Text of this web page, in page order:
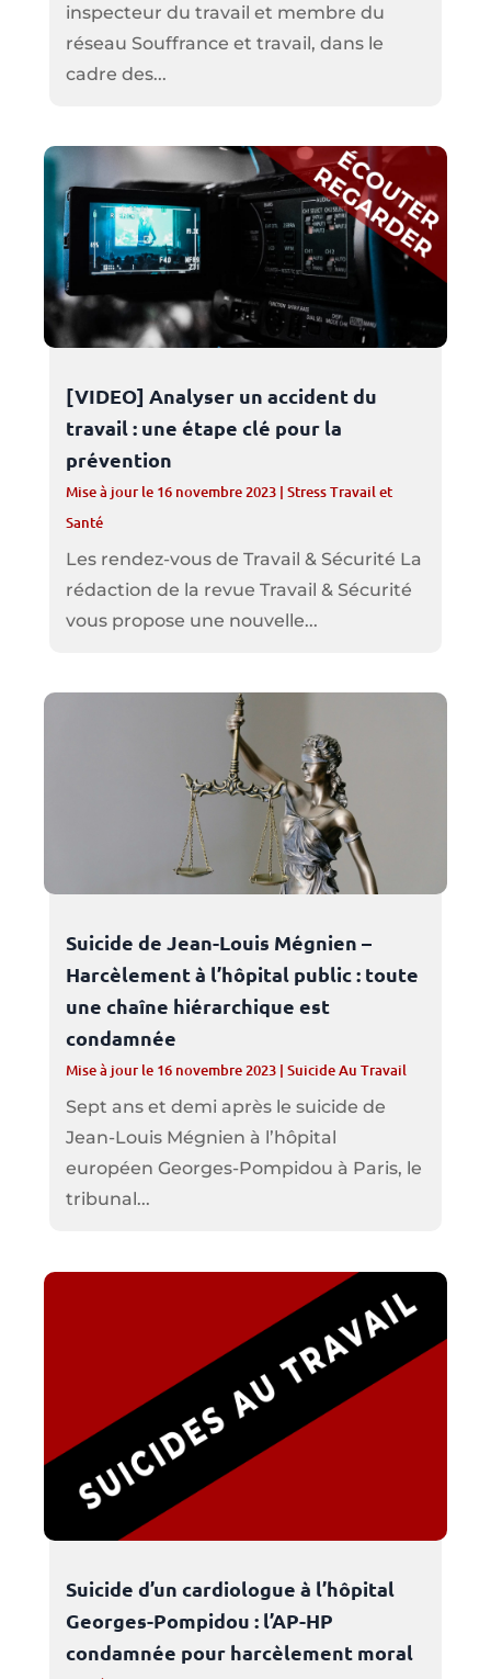
inspecteur du travail et membre du
réseau Souffrance et travail, dans le
cadre des...
[VIDEO] Analyser un accident du
travail : une étape clé pour la
prévention
Mise à jour le 16 novembre 2023| Stress Travail et
Santé
Les rendez-vous de Travail & Sécurité La
rédaction de la revue Travail & Sécurité
vous propose une nouvelle...
Suicide de Jean-Louis Mégnien –
Harcèlement à l’hôpital public : toute
une chaîne hiérarchique est
condamnée
Mise à jour le 16 novembre 2023| Suicide Au Travail
Sept ans et demi après le suicide de
Jean-Louis Mégnien à l’hôpital
européen Georges-Pompidou à Paris, le
tribunal...
Suicide d’un cardiologue à l’hôpital
Georges-Pompidou : l’AP-HP
condamnée pour harcèlement moral